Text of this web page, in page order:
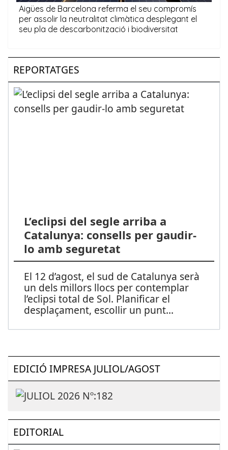
REPORTATGES
L’eclipsi del segle arriba a
Catalunya: consells per gaudir-
lo amb seguretat
El 12 d’agost, el sud de Catalunya serà
un dels millors llocs per contemplar
l’eclipsi total de Sol. Planificar el
desplaçament, escollir un punt...
EDICIÓ IMPRESA JULIOL/AGOST
EDITORIAL